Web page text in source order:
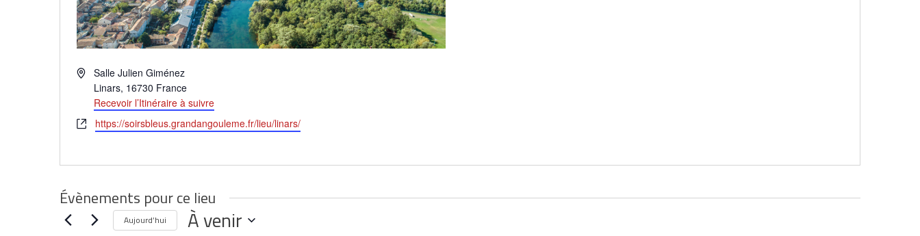
AdresseSalle Julien Giménez
Linars, 16730 France
Recevoir l’Itinéraire à suivre
Site
https://soirsbleus.grandangouleme.fr/lieu/linars/
Évènements pour ce lieu
Aujourd’hui À venir